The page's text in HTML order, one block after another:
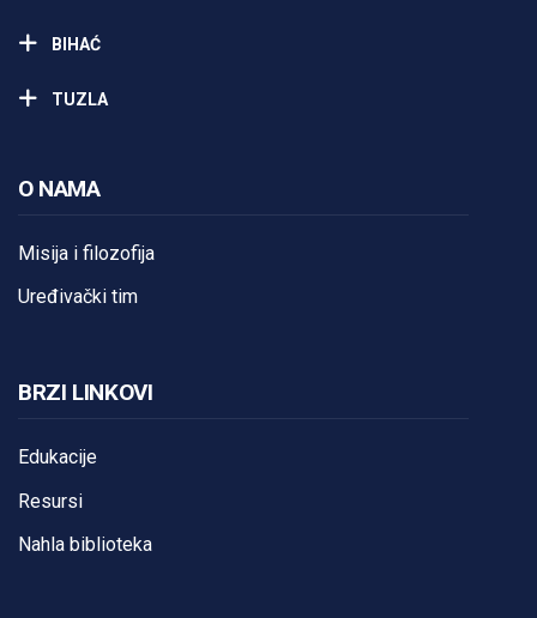
BIHAĆ
TUZLA
O NAMA
Misija i filozofija
Uređivački tim
BRZI LINKOVI
Edukacije
Resursi
Nahla biblioteka